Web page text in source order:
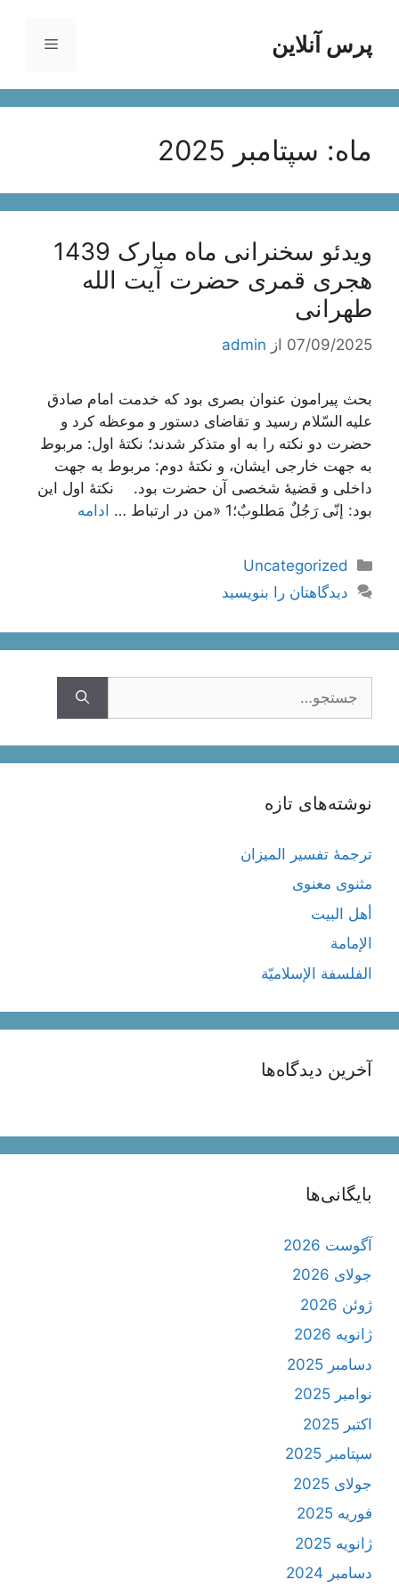
محتواپرس آنلاین فهرست
ماه: سپتامبر 2025
ویدئو سخنرانی ماه مبارک 1439
هجری قمری حضرت آیت الله
طهرانی
07/09/2025 از admin
بحث پیرامون عنوان بصری بود که خدمت امام صادق
علیه السّلام رسید و تقاضای دستور و موعظه کرد و
حضرت دو نکته را به او متذکر شدند؛ نکتۀ اول: مربوط
به جهت خارجی ایشان، و نکتۀ دوم: مربوط به جهت
داخلی و قضیۀ شخصی آن حضرت بود. نکتۀ اول این
بود: إنّی رَجُلٌ مَطلوبٌ؛1 «من در ارتباط …
ادامه
دسته‌ها
Uncategorized
دیدگاهتان را بنویسید
نوشته‌های تازه
ترجمۀ تفسیر المیزان
مثنوی معنوی
أهل البيت
الإمامة
الفلسفة الإسلاميّة
آخرین دیدگاه‌ها
بایگانی‌ها
آگوست 2026
جولای 2026
ژوئن 2026
ژانویه 2026
دسامبر 2025
نوامبر 2025
اکتبر 2025
سپتامبر 2025
جولای 2025
فوریه 2025
ژانویه 2025
دسامبر 2024